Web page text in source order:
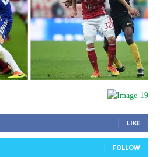
LIKE
FOLLOW